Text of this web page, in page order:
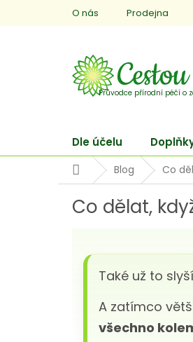
O nás Prodejna
Dle účelu
DomůBlog Co
Co dělat,
Také už to
A zatímco
všechno